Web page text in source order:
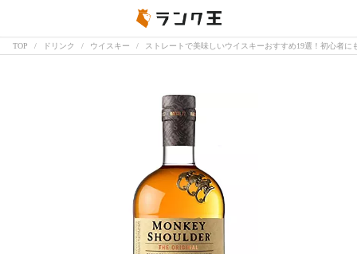
TOP ドリンク ウイスキー ストレートで美味しいウイスキーおすすめ19選！初心者に